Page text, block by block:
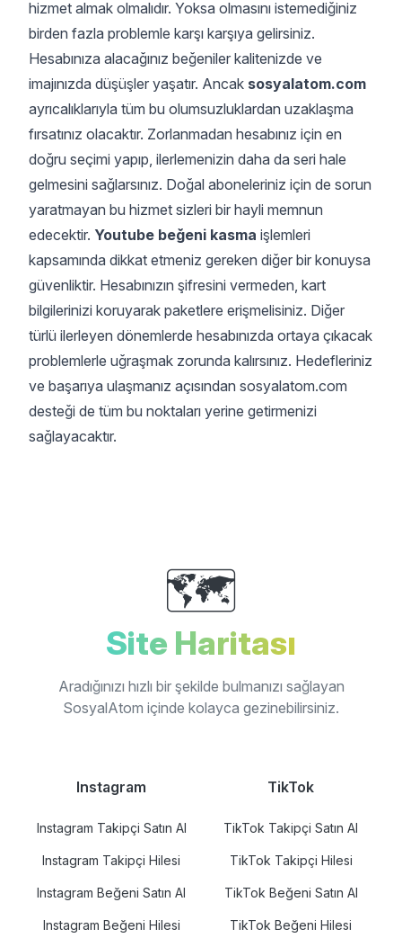
hizmet almak olmalıdır. Yoksa olmasını istemediğiniz
birden fazla problemle karşı karşıya gelirsiniz.
Hesabınıza alacağınız beğeniler kalitenizde ve
imajınızda düşüşler yaşatır. Ancak sosyalatom.com
ayrıcalıklarıyla tüm bu olumsuzluklardan uzaklaşma
fırsatınız olacaktır. Zorlanmadan hesabınız için en
doğru seçimi yapıp, ilerlemenizin daha da seri hale
gelmesini sağlarsınız. Doğal aboneleriniz için de sorun
yaratmayan bu hizmet sizleri bir hayli memnun
edecektir. Youtube beğeni kasma işlemleri
kapsamında dikkat etmeniz gereken diğer bir konuysa
güvenliktir. Hesabınızın şifresini vermeden, kart
bilgilerinizi koruyarak paketlere erişmelisiniz. Diğer
türlü ilerleyen dönemlerde hesabınızda ortaya çıkacak
problemlerle uğraşmak zorunda kalırsınız. Hedefleriniz
ve başarıya ulaşmanız açısından sosyalatom.com
desteği de tüm bu noktaları yerine getirmenizi
sağlayacaktır.
🗺️
Site Haritası
Aradığınızı hızlı bir şekilde bulmanızı sağlayan
SosyalAtom içinde kolayca gezinebilirsiniz.
Instagram
Instagram Takipçi Satın Al
Instagram Takipçi Hilesi
Instagram Beğeni Satın Al
Instagram Beğeni Hilesi
TikTok
TikTok Takipçi Satın Al
TikTok Takipçi Hilesi
TikTok Beğeni Satın Al
TikTok Beğeni Hilesi